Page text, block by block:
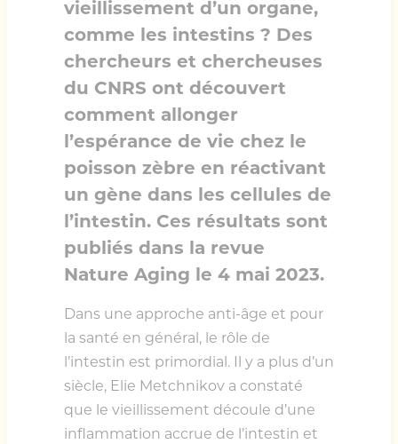
vieillissement d’un organe,
comme les intestins ? Des
chercheurs et chercheuses
du CNRS ont découvert
comment allonger
l’espérance de vie chez le
poisson zèbre en réactivant
un gène dans les cellules de
l’intestin. Ces résultats sont
publiés dans la revue
Nature Aging le 4 mai 2023.
Dans une approche anti-âge et pour
la santé en général, le rôle de
l’intestin est primordial. Il y a plus d’un
siècle, Elie Metchnikov a constaté
que le vieillissement découle d’une
inflammation accrue de l’intestin et